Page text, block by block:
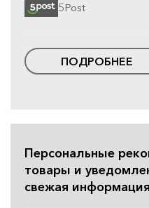
5Post
ПОДРОБНЕЕ
Персональные
товары и
свежая